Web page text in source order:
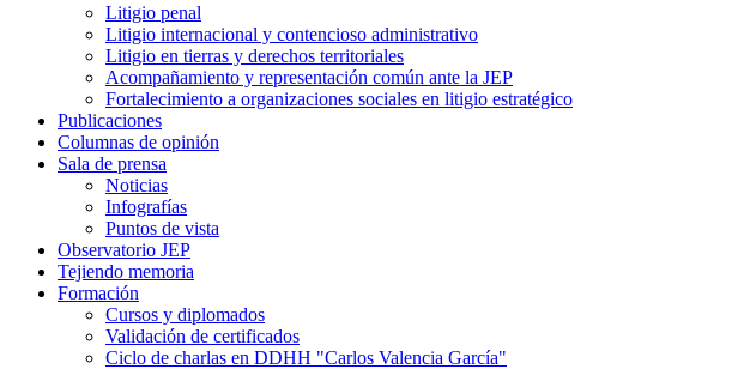
Litigio penal
Litigio internacional y contencioso administrativo
Litigio en tierras y derechos territoriales
Acompañamiento y representación común ante la JEP
Fortalecimiento a organizaciones sociales en litigio estratégico
Publicaciones
Columnas de opinión
Sala de prensa
Noticias
Infografías
Puntos de vista
Observatorio JEP
Tejiendo memoria
Formación
Cursos y diplomados
Validación de certificados
Ciclo de charlas en DDHH "Carlos Valencia García"